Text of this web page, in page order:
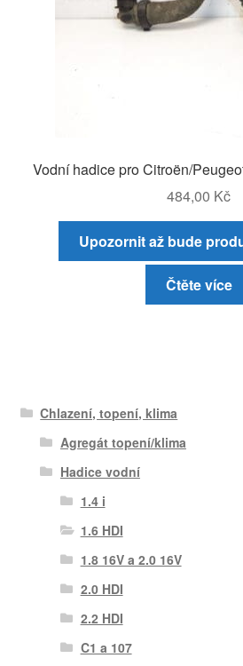
Vodní hadice pro Citroën/
484,00 Kč
Upozornit až bude
Čtěte více
Chlazení, topení, klima
Agregát topení/klima
Hadice vodní
1.4 i
1.6 HDI
1.8 16V a 2.0 16V
2.0 HDI
2.2 HDI
C1 a 107